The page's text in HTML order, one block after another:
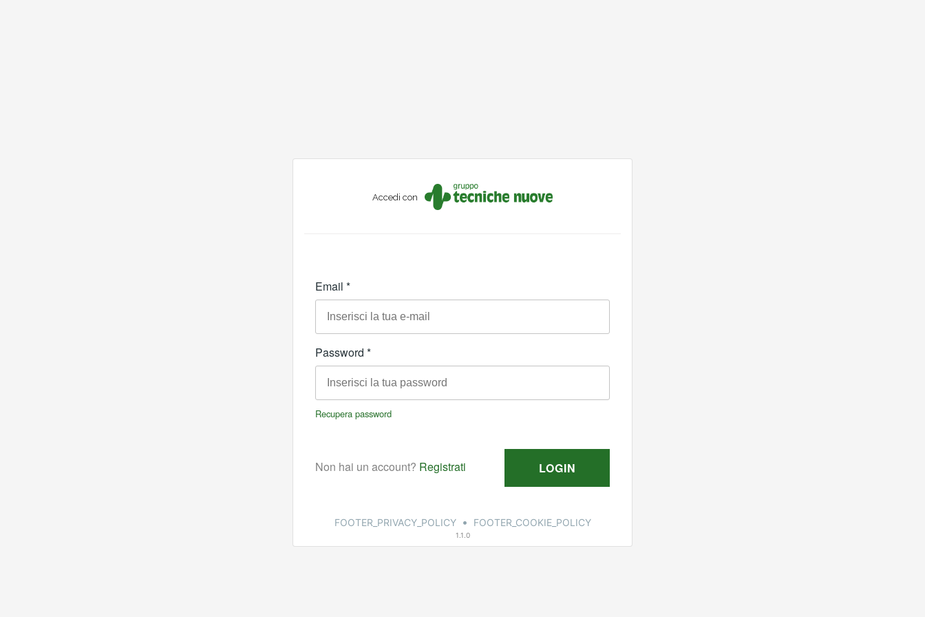
Accedi con
FOOTER_PRIVACY_POLICY • FOOTER_COOKIE_POLICY
1.1.0